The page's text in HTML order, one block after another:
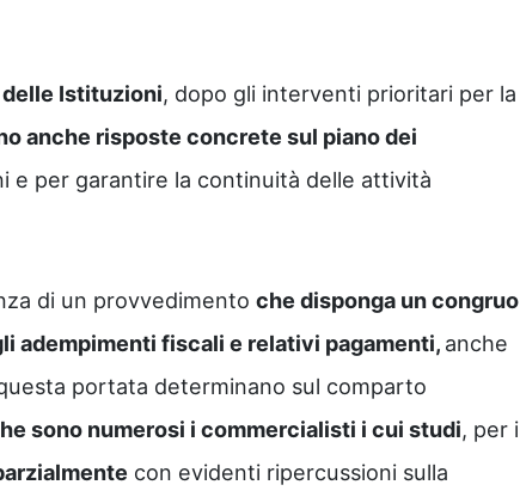
delle Istituzioni, dopo gli interventi prioritari per la
anche risposte concrete sul piano dei
e per garantire la continuità delle attività
di un provvedimento che disponga un congruo
adempimenti fiscali e relativi pagamenti, anche
portata determinano sul comparto
sono numerosi i commercialisti i cui studi, per i
con evidenti ripercussioni sulla